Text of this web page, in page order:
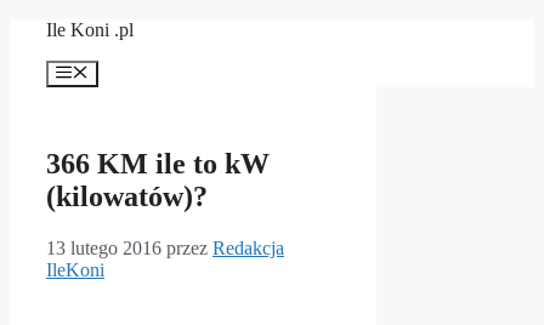
PrzejdźIle Koni .pl
Menu
366 KM ile to kW
(kilowatów)?
13 lutego 2016 przez Redakcja
IleKoni